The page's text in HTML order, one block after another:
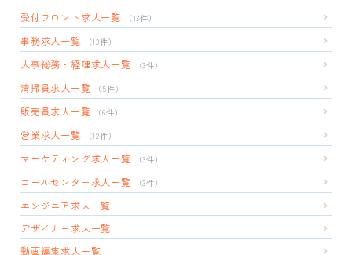
受付フロント求人一覧 （13件）
事務求人一覧 （13件）
人事総務・経理求人一覧 （3件）
清掃員求人一覧 （5件）
販売員求人一覧 （6件）
営業求人一覧 （12件）
マーケティング求人一覧 （3件）
コールセンター求人一覧 （3件）
エンジニア求人一覧
デザイナー求人一覧
動画編集求人一覧